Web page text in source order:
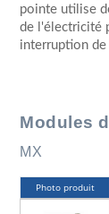
pointe utilise
de l'électricité
interruption
Modules
MX
Photo produit